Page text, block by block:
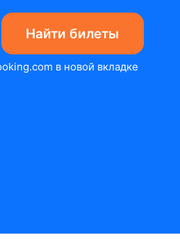
Найти билеты
в новой вкладке